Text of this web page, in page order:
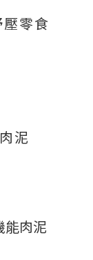
零食
泥
能肉泥